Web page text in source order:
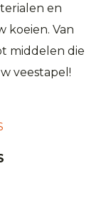
en
koeien. Van
middelen die
veestapel!